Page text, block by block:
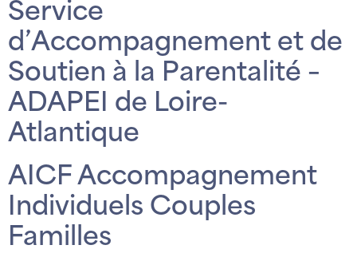
Service
d’Accompagnement et de
Soutien à la Parentalité –
ADAPEI de Loire-
Atlantique
AICF Accompagnement
Individuels Couples
Familles